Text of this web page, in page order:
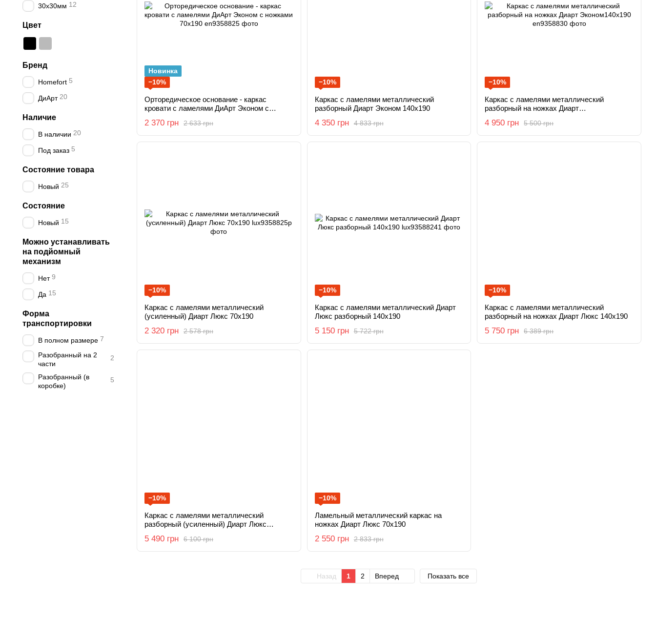
Новинка
−10%
Орторедическое основание - каркас
кровати с ламелями ДиАрт Эконом с
2 633 грн
2 370 грн
−10%
Каркас с ламелями металлический
разборный Диарт Эконом 140х190
4 833 грн
4 350 грн
−10%
Каркас с ламелями металлический
разборный на ножках Диарт
5 500 грн
4 950 грн
−10%
Каркас с ламелями металлический
(усиленный) Диарт Люкс 70х190
2 578 грн
2 320 грн
−10%
Каркас с ламелями металлический Диарт
Люкс разборный 140х190
5 722 грн
5 150 грн
−10%
Каркас с ламелями металлический
разборный на ножках Диарт Люкс 140х190
6 389 грн
5 750 грн
−10%
Каркас с ламелями металлический
разборный (усиленный) Диарт Люкс
6 100 грн
5 490 грн
−10%
Ламельный металлический каркас на
ножках Диарт Люкс 70х190
2 833 грн
2 550 грн
Назад 1 2 Вперед Показать все
30х30мм 12
Цвет
Бренд
Homefort 5
ДиАрт 20
Наличие
В наличии 20
Под заказ 5
Состояние товара
Новый 25
Состояние
Новый 15
Можно устанавливать
на подйомный
механизм
Нет 9
Да 15
Форма
транспортировки
В полном размере 7
Разобранный на 2
части
2
Разобранный (в
коробке)
5